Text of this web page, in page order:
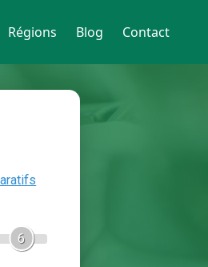
Régions Blog Contact
demandez
dans votre région.
pub et sans engagement.